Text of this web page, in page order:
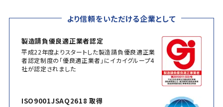
より信頼をいただける企業として
製造請負優良適正業者認定
平成22年度よりスタートした製造請負優良適正業
者認定制度の「優良適正業者」にイカイグループ4
社が認定されました
ISO9001JSAQ2618 取得